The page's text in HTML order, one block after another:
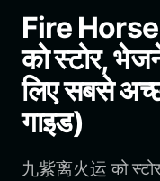
Português (Portugal)
Bahasa Indonesia
ภาษาไทย
हिन्दी
Español
Português (Brasil)
Español (Argentina)
Fire
को स्टोर,
लिए सबसे
गाइड)
九紫离火运 को